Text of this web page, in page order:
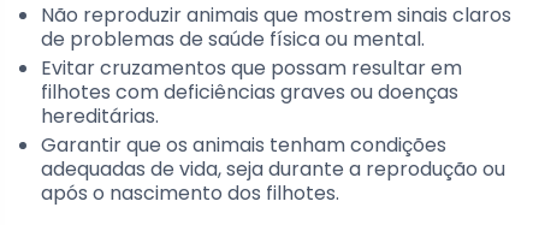
Não reproduzir animais que mostrem sinais claros
de problemas de saúde física ou mental.
Evitar cruzamentos que possam resultar em
filhotes com deficiências graves ou doenças
hereditárias.
Garantir que os animais tenham condições
adequadas de vida, seja durante a reprodução ou
após o nascimento dos filhotes.